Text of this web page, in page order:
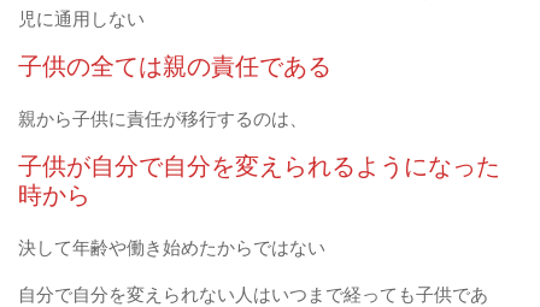
児に通用しない
子供の全ては親の責任である
親から子供に責任が移行するのは、
子供が自分で自分を変えられるようになった
時から
決して年齢や働き始めたからではない
自分で自分を変えられない人はいつまで経っても子供であ